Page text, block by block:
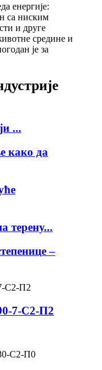
енергије:
са ниским
и друге
средине и
је за
...
како да
терену...
–
7-С2-П2